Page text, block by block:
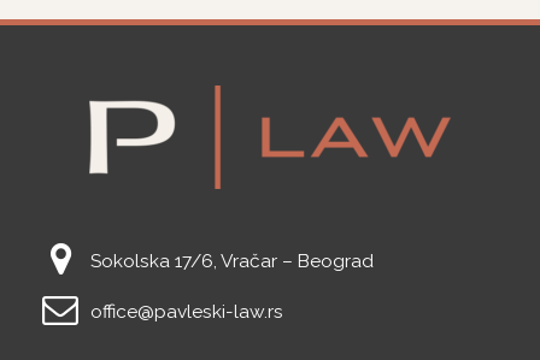
Sokolska 17/6, Vračar – Beograd
office@pavleski-law.rs